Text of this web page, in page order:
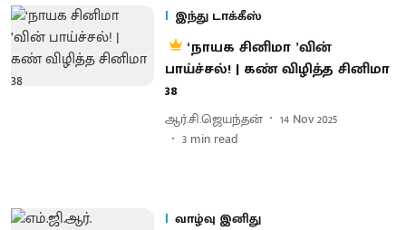
இந்து டாக்கீஸ்
‘நாயக சினிமா ’வின்
பாய்ச்சல்! | கண் விழித்த சினிமா
38
ஆர்.சி.ஜெயந்தன்
14 Nov 2025
3 min read
வாழ்வு இனிது